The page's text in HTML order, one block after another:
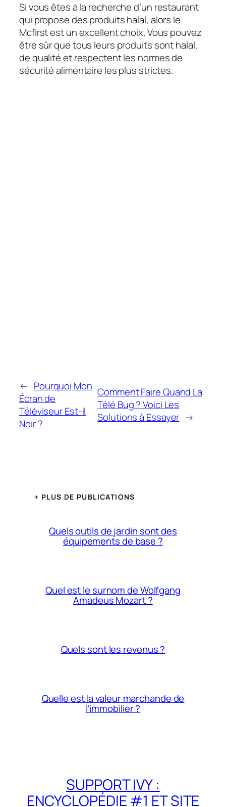
Si vous êtes à la recherche d’un restaurant
qui propose des produits halal, alors le
Mcfirst est un excellent choix. Vous pouvez
être sûr que tous leurs produits sont halal,
de qualité et respectent les normes de
sécurité alimentaire les plus strictes.
← Pourquoi Mon
Écran de
Téléviseur Est-il
Noir ?
Comment Faire Quand La
Télé Bug ? Voici Les
Solutions à Essayer →
+ PLUS DE PUBLICATIONS
Quels outils de jardin sont des
équipements de base ?
Quel est le surnom de Wolfgang
Amadeus Mozart ?
Quels sont les revenus ?
Quelle est la valeur marchande de
l’immobilier ?
SUPPORT IVY :
ENCYCLOPÉDIE #1 ET SITE